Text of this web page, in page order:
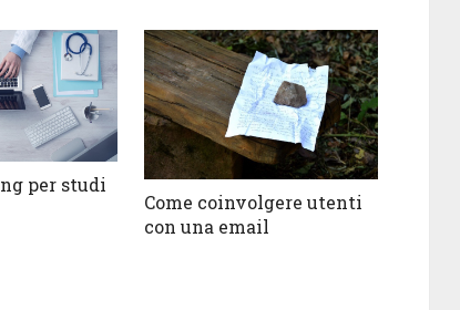
per studi
Come coinvolgere utenti
con una email